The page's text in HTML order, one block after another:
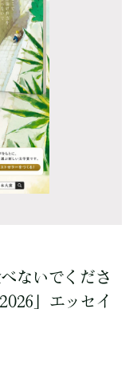
ないでくださ
」エッセイ